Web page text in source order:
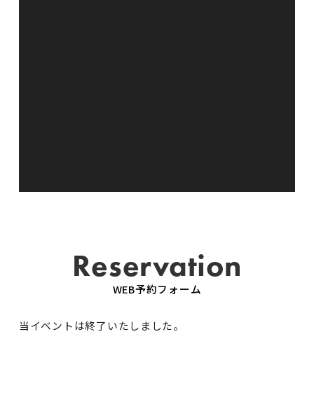
Reservation
WEB予約フォーム
当イベントは終了いたしました。